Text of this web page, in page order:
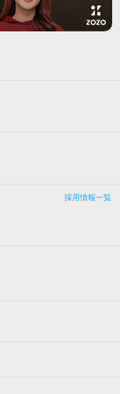
採用情報一覧